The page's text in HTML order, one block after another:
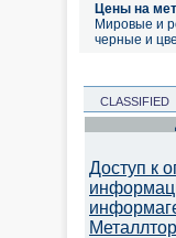
Цены на
Мировые и
черные и
CLASSIFIED
Доступ к